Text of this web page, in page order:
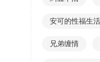
安可的性福生活
兄弟缠情